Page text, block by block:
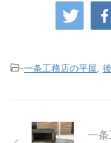
-一条工務店の平屋
一